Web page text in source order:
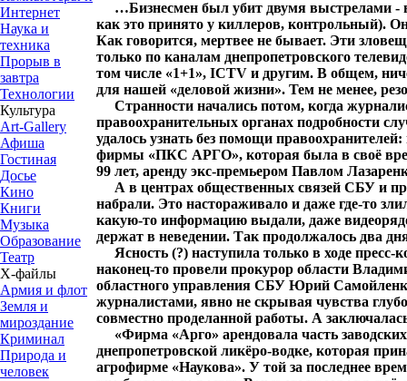
Интернет
Наука и
техника
Прорыв в
завтра
Технологии
Культура
Art-Gallery
Афиша
Гостиная
Досье
Кино
Книги
Музыка
Образование
Театр
Х-файлы
Армия и флот
Земля и
мироздание
Криминал
Природа и
человек
…Бизнесмен был убит двумя выстрелами - в
как это принято у киллеров, контрольный).
Как говорится, мертвее не бывает. Эти
только по каналам днепропетровского
том числе «1+1», ICTV и другим. В общем,
для нашей «деловой жизни». Тем не менее,
Странности начались потом, когда
правоохранительных органах подробности
удалось узнать без помощи
фирмы «ПКС АРГО», которая была в своё
99 лет, аренду экс-премьером Павлом
А в центрах общественных связей СБУ и
набрали. Это настораживало и даже где-то
какую-то информацию выдали, даже
держат в неведении. Так продолжалось два
Ясность (?) наступила только в ходе пресс-
наконец-то провели прокурор области
областного управления СБУ Юрий
журналистами, явно не скрывая чувства
совместно проделанной работы. А
«Фирма «Арго» арендовала часть
днепропетровской ликёро-водке, которая
агрофирме «Наукова». У той за последнее